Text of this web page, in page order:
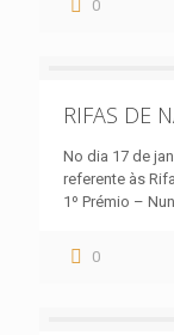
0
RIFAS DE
No dia 17 de
referente às
1º Prémio –
0